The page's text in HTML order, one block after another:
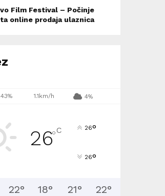
Film Festival – Počinje
online prodaja ulaznica
43% 1.1km/h 4%
26°C 26°
26°
22° 18° 21° 22°